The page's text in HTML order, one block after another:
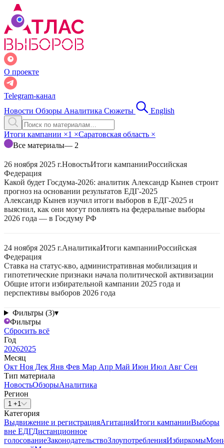
О проекте
Telegram-канал
Новости Обзоры Аналитика Сюжеты English
Итоги кампании ×1 ×Саратовская область ×
Все материалы— 2
26 ноября 2025 г.НовостьИтоги кампанииРоссийская
Федерация
Какой будет Госдума-2026: аналитик Александр Кынев строит
прогноз на основании результатов ЕДГ-2025
Александр Кынев изучил итоги выборов в ЕДГ-2025 и
выяснил, как они могут повлиять на федеральные выборы
2026 года — в Госдуму РФ
24 ноября 2025 г.АналитикаИтоги кампанииРоссийская
Федерация
Ставка на статус-кво, административная мобилизация и
гипотетические признаки начала политической активизации
Общие итоги избирательной кампании 2025 года и
перспективы выборов 2026 года
Фильтры (3)▾
Фильтры
Сбросить всё
Год
20262025
Месяц
Окт Ноя Дек Янв Фев Мар Апр Май Июн Июл Авг Сен
Тип материала
НовостьОбзорыАналитика
Регион
1 +1
Категория
Выдвижение и регистрацияАгитацияИтоги кампанииВыборы
вне ЕДГДистанционное
голосованиеЗаконодательствоЗлоупотребленияИзбиркомы